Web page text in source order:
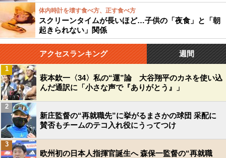
体内時計を壊す食べ方、正す食べ方
スクリーンタイムが長いほど…子供の「夜食」と「朝
起きられない」関係
アクセスランキング 週間
萩本欽一〈34〉私の“運”論 大谷翔平のカネを使い込
んだ通訳に「小さな声で『ありがとう』」
1
新庄監督の“再就職先”に挙がるまさかの球団 采配に
賛否もチームのテコ入れ役にうってつけ
2
欧州初の日本人指揮官誕生へ 森保一監督の“再就職
3